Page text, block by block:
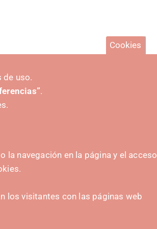
INICIATIVAS
Cookies
de uso.
.
la navegación en la página y el acceso
los visitantes con las páginas web